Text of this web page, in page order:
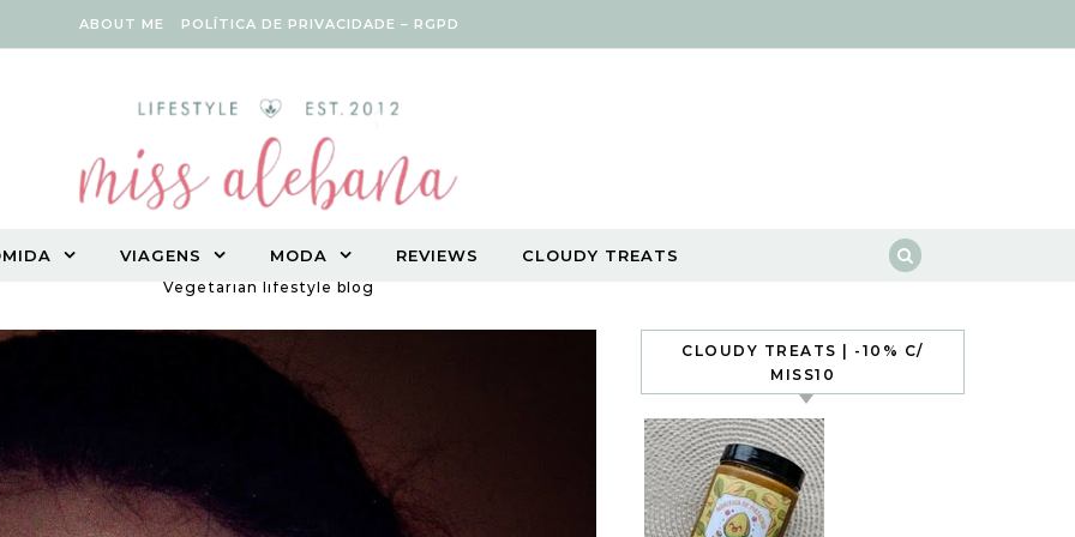
ABOUT ME POLÍTICA DE PRIVACIDADE – RGPD
Vegetarian lifestyle blog
VIAGENS MODA REVIEWS CLOUDY TREATS
CLOUDY TREATS | -10% C/
MISS10